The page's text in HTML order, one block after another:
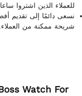
للعملاء الذين اشتروا
نسعى دائمًا إلى تقديم
شريحة ممكنة من العملاء.
Watch For